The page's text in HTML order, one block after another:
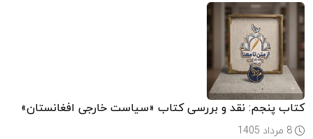
کتاب پنجم: نقد و بررسی کتاب «سیاست خارجی افغانستان»
8 مرداد 1405